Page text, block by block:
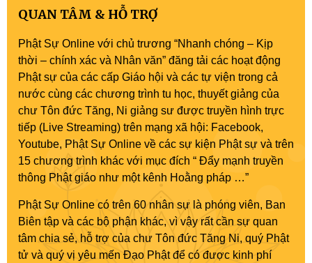
QUAN TÂM & HỖ TRỢ
Phật Sự Online với chủ trương “Nhanh chóng – Kịp
thời – chính xác và Nhân văn” đăng tải các hoạt động
Phật sự của các cấp Giáo hội và các tự viện trong cả
nước cùng các chương trình tu học, thuyết giảng của
chư Tôn đức Tăng, Ni giảng sư được truyền hình trực
tiếp (Live Streaming) trên mạng xã hội: Facebook,
Youtube, Phật Sự Online về các sự kiện Phật sự và trên
15 chương trình khác với mục đích “ Đẩy mạnh truyền
thông Phật giáo như một kênh Hoằng pháp …”
Phật Sự Online có trên 60 nhân sự là phóng viên, Ban
Biên tập và các bộ phận khác, vì vậy rất cần sự quan
tâm chia sẻ, hỗ trợ của chư Tôn đức Tăng Ni, quý Phật
tử và quý vị yêu mến Đạo Phật để có được kinh phí